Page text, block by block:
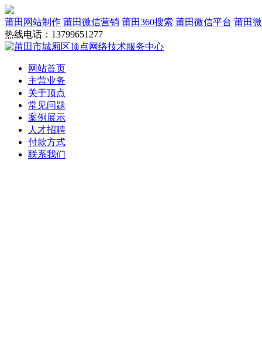
莆田网站制作 莆田微信营销 莆田360搜索 莆田微信平台 莆田
热线电话：13799651277
网站首页
主营业务
关于顶点
常见问题
案例展示
人才招聘
付款方式
联系我们